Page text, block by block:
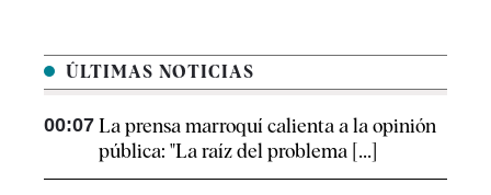
ÚLTIMAS NOTICIAS
00:07 La prensa marroquí calienta a la opinión
pública: "La raíz del problema [...]